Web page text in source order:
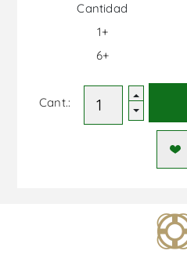
Cantidad
1+
6+
Cant.: